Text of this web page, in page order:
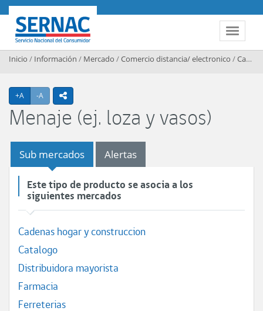
Contenido principal
Toggle
SERNAC
Inicio / Información / Mercado /Comercio distancia/ electronico /Catalogo
+A Agrandar texto
-A Achicar textoicono compartir
Menaje (ej. loza y vasos)
Sub mercados Alertas
Este tipo de producto se asocia a los
siguientes mercados
Cadenas hogar y construccion
Catalogo
Distribuidora mayorista
Farmacia
Ferreterias